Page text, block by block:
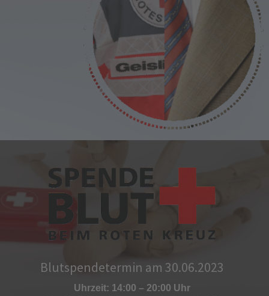
Blutspendetermin am 30.06.2023
Uhrzeit: 14:00 – 20:00 Uhr